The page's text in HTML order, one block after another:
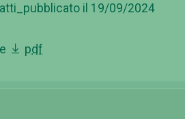
il 19/09/2024
pdf